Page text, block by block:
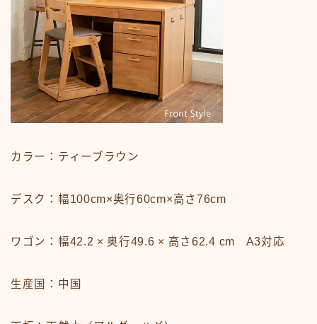
カラー：ティーブラウン
デスク：幅100cm×奥行60cm×高さ76cm
ワゴン：幅42.2 × 奥行49.6 × 高さ62.4 cm A3対応
生産国：中国